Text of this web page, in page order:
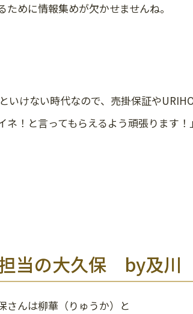
めに情報集めが欠かせませんね。
いけない時代なので、売掛保証や
ネ！と言ってもらえるよう頑張ります！
当の大久保 by及川
さんは柳華（りゅうか）と